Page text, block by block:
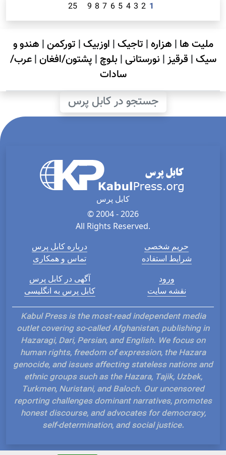
1
2
3
4
5
6
7
8
9
25
ملیت ها | هزاره| تاجیک| اوزبیک| تورکمن| هندو و
سیک| قرقیز| نورستانی| بلوچ | پشتون/افغان|عرب/
سادات
جستجو در کابل پرس
کابل پرس
© 2004 - 2026
All Rights Reserved.
درباره کابل پرس
تماس و همکاری
حریم شخصی
شرایط استفاده
آگهی در کابل پرس
کابل پرس به انگلیسی
ورود
نقشه سایت
Kabul Press is the most-read independent media
outlet covering so-called Afghanistan, publishing in
Hazaragi, Dari, Persian, and English. We focus on
human rights, freedom of expression, the Hazara
genocide, and issues affecting stateless nations and
ethnic groups such as the Hazara, Tajik, Uzbek,
Turkmen, Nuristani, and Baloch. Our uncensored
reporting challenges dominant narratives, promotes
honest discourse, and advocates for democracy,
self-determination, and social justice.